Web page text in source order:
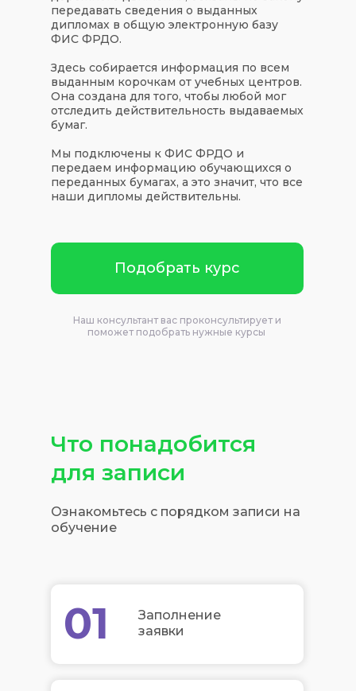
передавать сведения о выданных
дипломах в общую электронную базу
ФИС ФРДО.
Здесь собирается информация по всем
выданным корочкам от учебных центров.
Она создана для того, чтобы любой мог
отследить действительность выдаваемых
бумаг.
Мы подключены к ФИС ФРДО и
передаем информацию обучающихся о
переданных бумагах, а это значит, что все
наши дипломы действительны.
Наш консультант вас проконсультирует и
поможет подобрать нужные курсы
Подобрать курс
Что понадобится
для записи
Ознакомьтесь с порядком записи на
обучение
01
Заполнение
заявки